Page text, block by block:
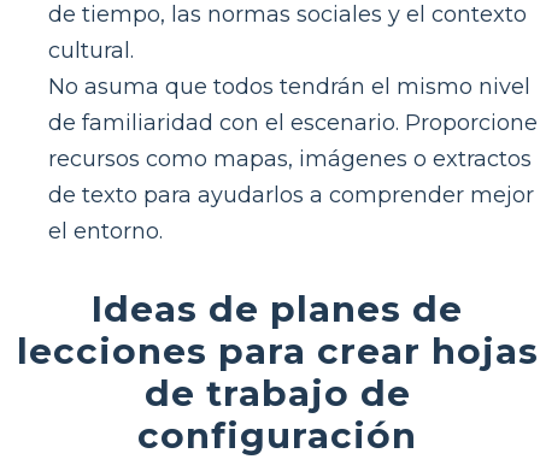
de tiempo, las normas sociales y el contexto
cultural.
No asuma que todos tendrán el mismo nivel
de familiaridad con el escenario. Proporcione
recursos como mapas, imágenes o extractos
de texto para ayudarlos a comprender mejor
el entorno.
Ideas de planes de
lecciones para crear hojas
de trabajo de
configuración